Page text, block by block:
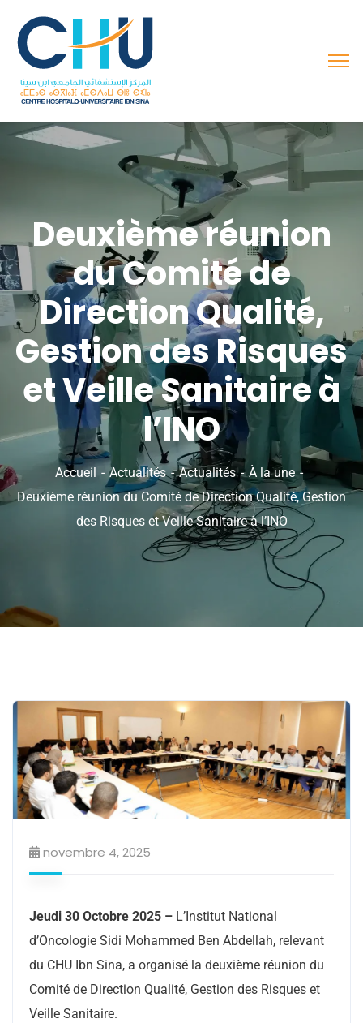
Deuxième réunion
du Comité de
Direction Qualité,
Gestion des Risques
et Veille Sanitaire à
l’INO
Accueil Actualités Actualités
À la une
Deuxième réunion du Comité de Direction Qualité, Gestion
des Risques et Veille Sanitaire à l’INO
novembre 4, 2025
Jeudi 30 Octobre 2025 – L’Institut National
d’Oncologie Sidi Mohammed Ben Abdellah, relevant
du CHU Ibn Sina, a organisé la deuxième réunion du
Comité de Direction Qualité, Gestion des Risques et
Veille Sanitaire.